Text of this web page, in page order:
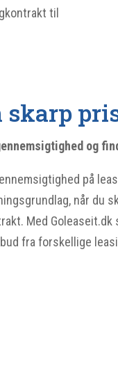
til
skarp
og
på
når du
Med
fra forskellige